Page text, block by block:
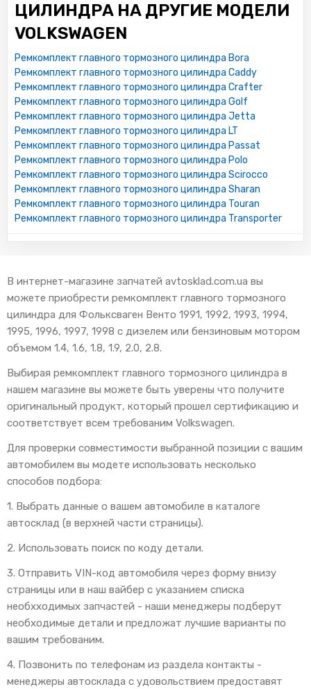
ЦИЛИНДРА НА ДРУГИЕ МОДЕЛИ
VOLKSWAGEN
Ремкомплект главного тормозного цилиндра Bora
Ремкомплект главного тормозного цилиндра Caddy
Ремкомплект главного тормозного цилиндра Crafter
Ремкомплект главного тормозного цилиндра Golf
Ремкомплект главного тормозного цилиндра Jetta
Ремкомплект главного тормозного цилиндра LT
Ремкомплект главного тормозного цилиндра Passat
Ремкомплект главного тормозного цилиндра Polo
Ремкомплект главного тормозного цилиндра Scirocco
Ремкомплект главного тормозного цилиндра Sharan
Ремкомплект главного тормозного цилиндра Touran
Ремкомплект главного тормозного цилиндра Transporter
В интернет-магазине запчатей avtosklad.com.ua вы
можете приобрести ремкомплект главного тормозного
цилиндра для Фольксваген Венто 1991, 1992, 1993, 1994,
1995, 1996, 1997, 1998 с дизелем или бензиновым мотором
объемом 1.4, 1.6, 1.8, 1.9, 2.0, 2.8.
Выбирая ремкомплект главного тормозного цилиндра в
нашем магазине вы можете быть уверены что получите
оригинальный продукт, который прошел сертификацию и
соответствует всем требованим Volkswagen.
Для проверки совместимости выбранной позиции с вашим
автомобилем вы модете использовать несколько
способов подбора:
1. Выбрать данные о вашем автомобиле в каталоге
автосклад (в верхней части страницы).
2. Использовать поиск по коду детали.
3. Отправить VIN-код автомобиля через форму внизу
страницы или в наш вайбер с указанием списка
необхходимых запчастей - наши менеджеры подберут
необходимые детали и предложат лучшие варианты по
вашим требованим.
4. Позвонить по телефонам из раздела контакты -
менеджеры автосклада с удовольствием предоставят